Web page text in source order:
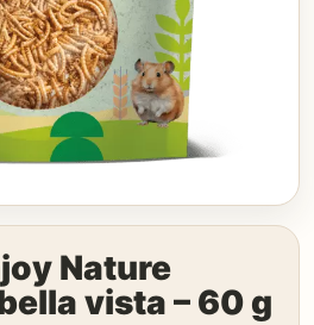
Nature
vista – 60 g